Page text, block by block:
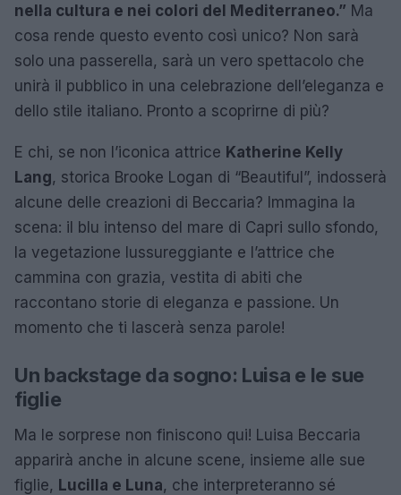
nella cultura e nei colori del Mediterraneo.” Ma
cosa rende questo evento così unico? Non sarà
solo una passerella, sarà un vero spettacolo che
unirà il pubblico in una celebrazione dell’eleganza e
dello stile italiano. Pronto a scoprirne di più?
E chi, se non l’iconica attrice Katherine Kelly
Lang, storica Brooke Logan di “Beautiful”, indosserà
alcune delle creazioni di Beccaria? Immagina la
scena: il blu intenso del mare di Capri sullo sfondo,
la vegetazione lussureggiante e l’attrice che
cammina con grazia, vestita di abiti che
raccontano storie di eleganza e passione. Un
momento che ti lascerà senza parole!
Un backstage da sogno: Luisa e le sue
figlie
Ma le sorprese non finiscono qui! Luisa Beccaria
apparirà anche in alcune scene, insieme alle sue
figlie, Lucilla e Luna, che interpreteranno sé